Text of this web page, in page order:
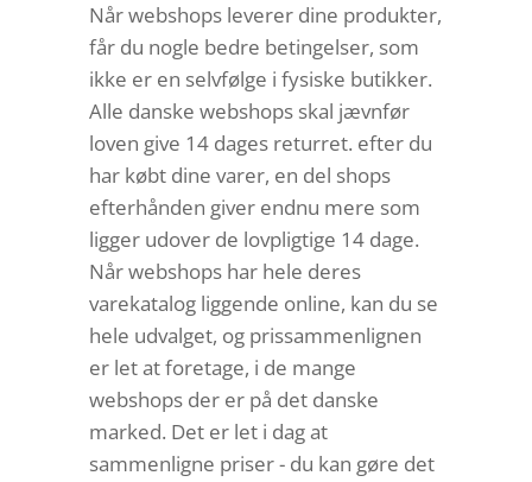
Når webshops leverer dine produkter,
får du nogle bedre betingelser, som
ikke er en selvfølge i fysiske butikker.
Alle danske webshops skal jævnfør
loven give 14 dages returret. efter du
har købt dine varer, en del shops
efterhånden giver endnu mere som
ligger udover de lovpligtige 14 dage.
Når webshops har hele deres
varekatalog liggende online, kan du se
hele udvalget, og prissammenlignen
er let at foretage, i de mange
webshops der er på det danske
marked. Det er let i dag at
sammenligne priser - du kan gøre det